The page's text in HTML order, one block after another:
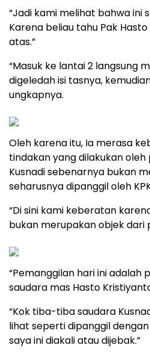
“Jadi kami melihat bahwa ini
Karena beliau tahu Pak
atas.”
“Masuk ke lantai 2 langsung
digeledah isi tasnya,
ungkapnya.
Oleh karena itu, Ia merasa
tindakan yang dilakukan oleh
Kusnadi sebenarnya bukan
seharusnya dipanggil oleh
“Di sini kami keberatan
bukan merupakan objek dari
“Pemanggilan hari ini adalah
saudara mas Hasto
“Kok tiba-tiba saudara
lihat seperti dipanggil
saya ini diakali atau dijebak.”